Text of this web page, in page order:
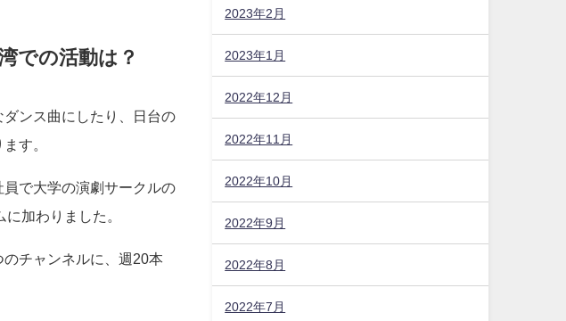
での活動は？
ンス曲にしたり、日台の
す。
で大学の演劇サークルの
加わりました。
チャンネルに、週20本
2023年2月
2023年1月
2022年12月
2022年11月
2022年10月
2022年9月
2022年8月
2022年7月